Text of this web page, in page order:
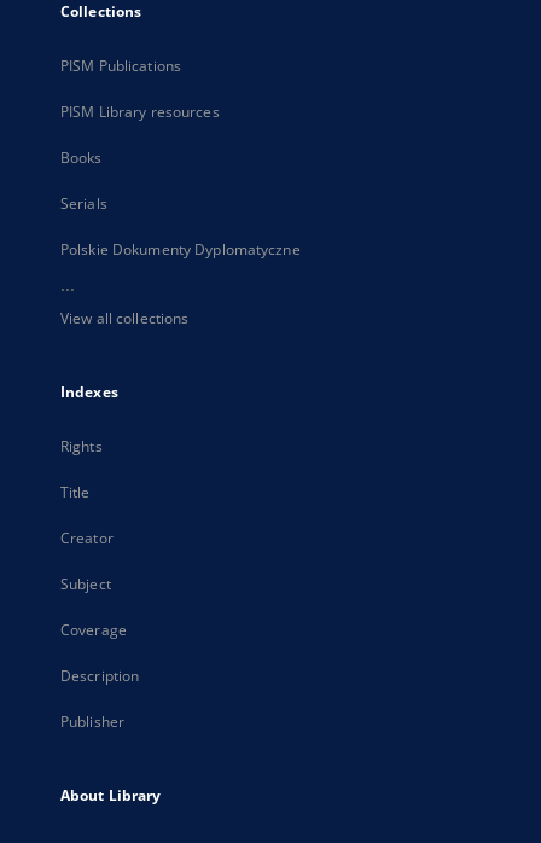
Collections
PISM Publications
PISM Library resources
Books
Serials
Polskie Dokumenty Dyplomatyczne
...
View all collections
Indexes
Rights
Title
Creator
Subject
Coverage
Description
Publisher
About Library